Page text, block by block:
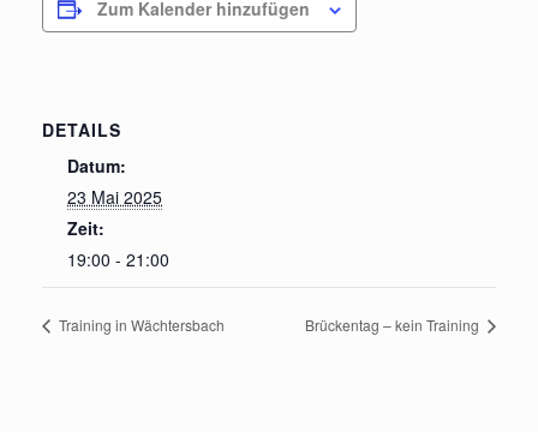
Zum Kalender hinzufügen
DETAILS
Datum:
23 Mai 2025
Zeit:
19:00 - 21:00
Training in Wächtersbach Brückentag – kein Training